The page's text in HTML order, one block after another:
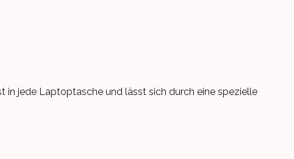
in jede Laptoptasche und lässt sich durch eine spezielle